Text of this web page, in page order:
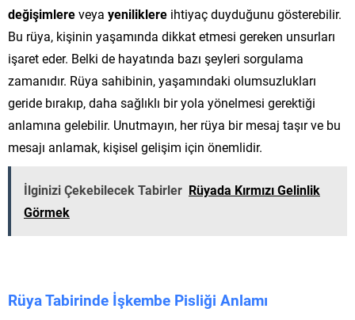
değişimlereveya yeniliklere ihtiyaç duyduğunu gösterebilir.
Bu rüya, kişinin yaşamında dikkat etmesi gereken unsurları
işaret eder. Belki de hayatında bazı şeyleri sorgulama
zamanıdır. Rüya sahibinin, yaşamındaki olumsuzlukları
geride bırakıp, daha sağlıklı bir yola yönelmesi gerektiği
anlamına gelebilir. Unutmayın, her rüya bir mesaj taşır ve bu
mesajı anlamak, kişisel gelişim için önemlidir.
İlginizi Çekebilecek Tabirler Rüyada Kırmızı Gelinlik
Görmek
Rüya Tabirinde İşkembe Pisliği Anlamı